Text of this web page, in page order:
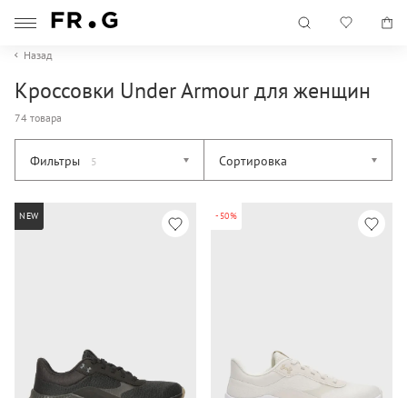
Назад
Кроссовки Under Armour для женщин
74 товара
Фильтры 5 Сортировка
NEW -50%